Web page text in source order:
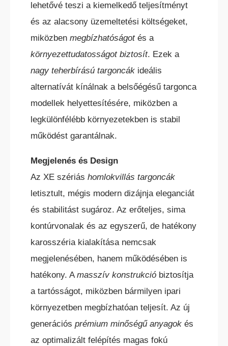
lehetővé teszi a kiemelkedő teljesítményt
és az alacsony üzemeltetési költségeket,
miközben megbízhatóságotés a
környezettudatosságot biztosít. Ezek a
nagy teherbírású targoncák ideális
alternatívát kínálnak a belsőégésű targonca
modellek helyettesítésére, miközben a
legkülönfélébb környezetekben is stabil
működést garantálnak.
Megjelenés és Design
Az XE szériás homlokvillás targoncák
letisztult, mégis modern dizájnja eleganciát
és stabilitást sugároz. Az erőteljes, sima
kontúrvonalak és az egyszerű, de hatékony
karosszéria kialakítása nemcsak
megjelenésében, hanem működésében is
hatékony. Amasszív konstrukció biztosítja
a tartósságot, miközben bármilyen ipari
környezetben megbízhatóan teljesít. Az új
generációs prémium minőségű anyagok és
az optimalizált felépítés magas fokú